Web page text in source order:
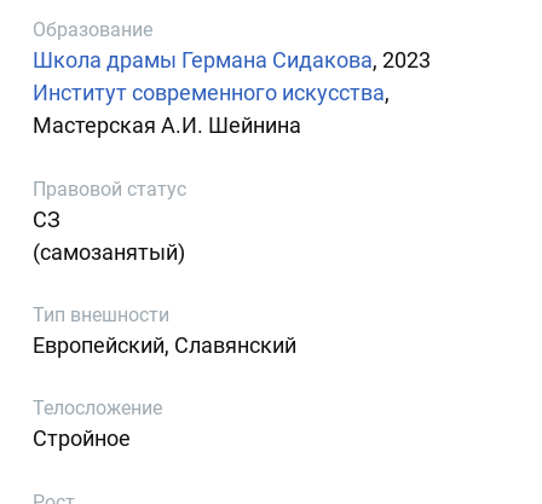
Образование
Школа драмы Германа Сидакова, 2023
Институт современного искусства,
Мастерская А.И. Шейнина
Правовой статус
СЗ
(самозанятый)
Тип внешности
Европейский, Славянский
Телосложение
Стройное